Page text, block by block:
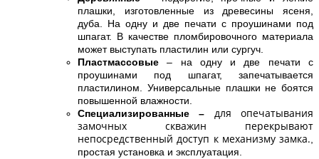
плашки, изготовленные из древесины ясеня,
дуба. На одну и две печати с проушинами под
шпагат. В качестве пломбировочного материала
может выступать пластилин или сургуч.
Пластмассовые – на одну и две печати с
проушинами под шпагат, запечатывается
пластилином. Универсальные плашки не боятся
повышенной влажности.
Специализированные – для опечатывания
замочных скважин перекрывают
непосредственный доступ к механизму замка.,
простая установка и эксплуатация.